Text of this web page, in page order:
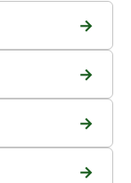
→
→
→
→